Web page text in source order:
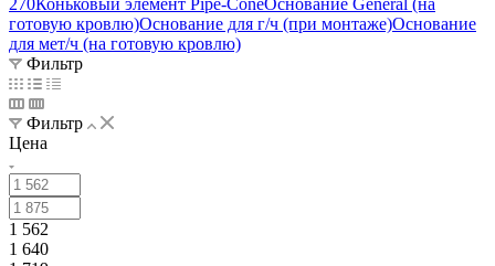
готовую кровлю)Основание для г/ч (при монтаже)Основание
для мет/ч (на готовую кровлю)
Фильтр
Фильтр
Цена
1 562
1 640